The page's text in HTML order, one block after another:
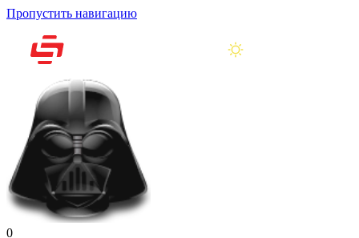
Пропустить навигацию
0